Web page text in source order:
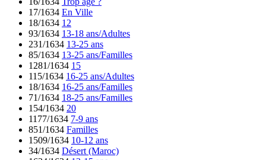
17/1634 En Ville
18/1634 12
93/1634 13-18 ans/Adultes
231/1634 13-25 ans
85/1634 13-25 ans/Familles
1281/1634 15
115/1634 16-25 ans/Adultes
18/1634 16-25 ans/Familles
71/1634 18-25 ans/Familles
154/1634 20
1177/1634 7-9 ans
851/1634 Familles
1509/1634 10-12 ans
34/1634 Désert (Maroc)